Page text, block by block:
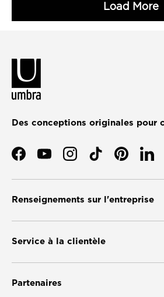
Des conceptions originales pour
FacebookYouTubeInstagramTikTokPinterest
Renseignements sur l'entreprise
Service à la clientèle
Partenaires